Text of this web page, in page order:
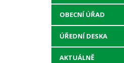
OBECNÍ ÚŘAD
ÚŘEDNÍ DESKA
AKTUÁLNĚ